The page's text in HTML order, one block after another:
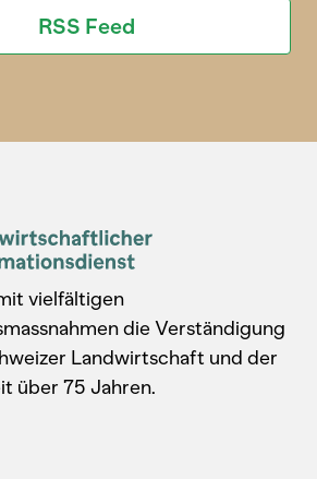
RSS Feed
vielfältigen
die Verständigung
Landwirtschaft und der
über 75 Jahren.